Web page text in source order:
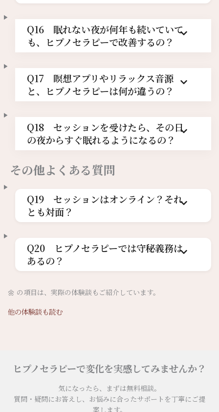
Q16 眠れない夜が何年も続いていて
も、ヒプノセラピーで改善するの？
Q17 瞑想アプリやリラックス音源
と、ヒプノセラピーは何が違うの？
Q18 セッションを受けたら、その日
の夜からすぐ眠れるようになるの？
その他よくある質問
Q19 セッションはオンライン？それ
とも対面？
Q20 ヒプノセラピーでは守秘義務は
あるの？
🌼 の項目は、実際の体験談もご紹介しています。
他の体験談も読む
ヒプノセラピーで変化を実感してみませんか？
気になったら、まずは無料相談。
質問・疑問にお答えし、お悩みに合ったサポートを丁寧にご提
案します。